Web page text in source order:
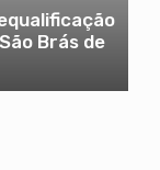
Brás de